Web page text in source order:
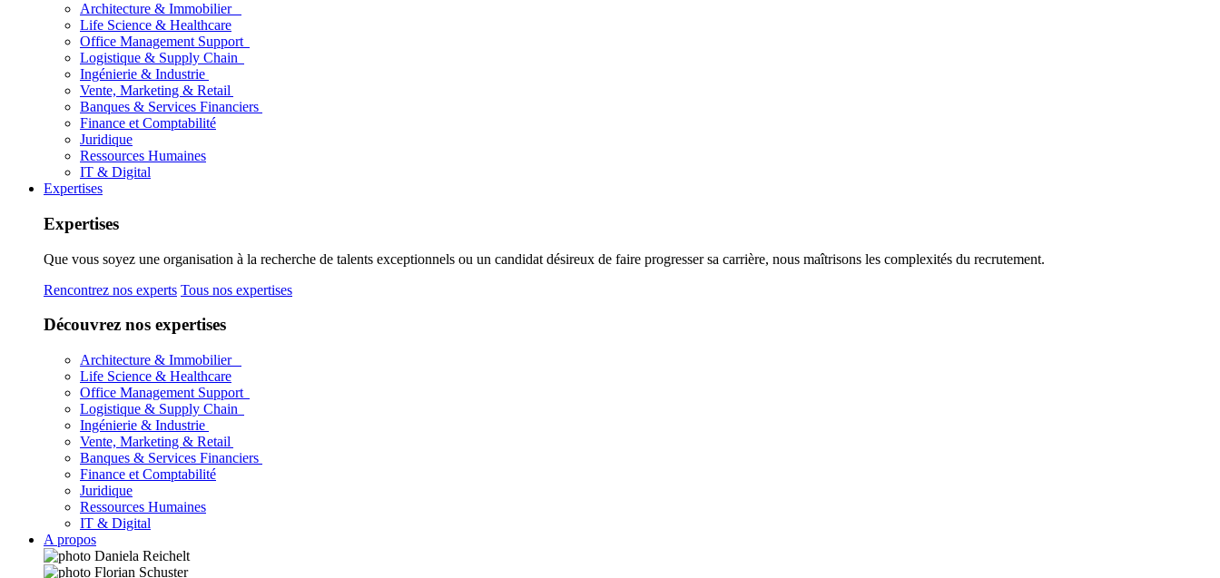
Architecture & Immobilier
Life Science & Healthcare
Office Management Support
Logistique & Supply Chain
Ingénierie & Industrie
Vente, Marketing & Retail
Banques & Services Financiers
Finance et Comptabilité
Juridique
Ressources Humaines
IT & Digital
Expertises
Expertises
Que vous soyez une organisation à la recherche de talents exceptionnels ou un candidat désireux de faire progresser sa carrière, nous maîtrisons les complexités du recrutement.
Rencontrez nos experts Tous nos expertises
Découvrez nos expertises
Architecture & Immobilier
Life Science & Healthcare
Office Management Support
Logistique & Supply Chain
Ingénierie & Industrie
Vente, Marketing & Retail
Banques & Services Financiers
Finance et Comptabilité
Juridique
Ressources Humaines
IT & Digital
A propos